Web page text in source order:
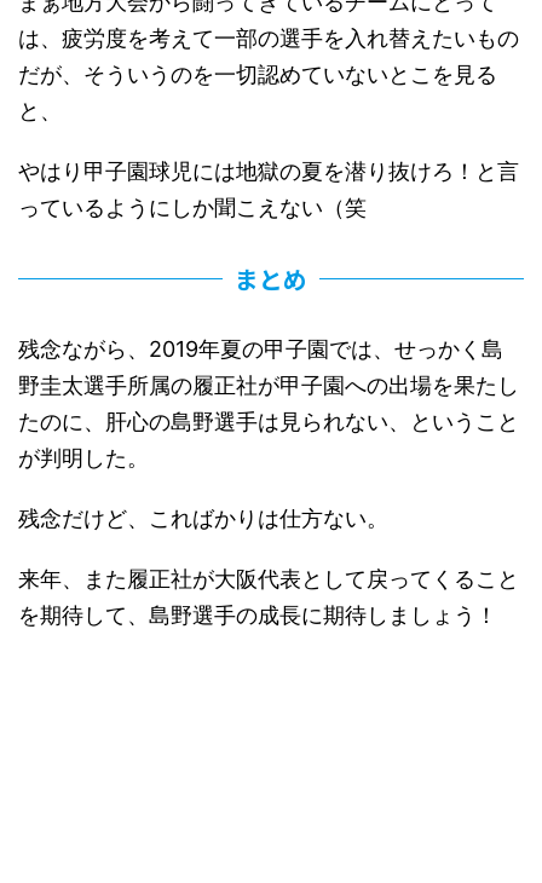
は、疲労度を考えて一部の選手を入れ替えたいもの
だが、そういうのを一切認めていないとこを見る
と、
やはり甲子園球児には地獄の夏を潜り抜けろ！と言
っているようにしか聞こえない（笑
まとめ
残念ながら、2019年夏の甲子園では、せっかく島
野圭太選手所属の履正社が甲子園への出場を果たし
たのに、肝心の島野選手は見られない、ということ
が判明した。
残念だけど、こればかりは仕方ない。
来年、また履正社が大阪代表として戻ってくること
を期待して、島野選手の成長に期待しましょう！